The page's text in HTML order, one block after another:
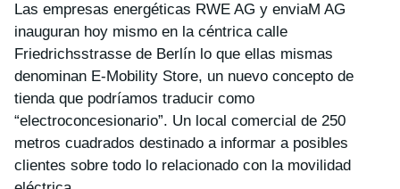
Las empresas energéticas RWE AG y enviaM AG
inauguran hoy mismo en la céntrica calle
Friedrichsstrasse de Berlín lo que ellas mismas
denominan E-Mobility Store, un nuevo concepto de
tienda que podríamos traducir como
“electroconcesionario”. Un local comercial de 250
metros cuadrados destinado a informar a posibles
clientes sobre todo lo relacionado con la movilidad